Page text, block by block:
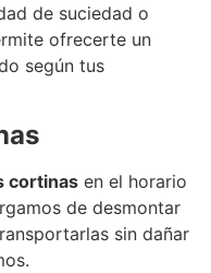
de suciedad o
ofrecerte un
según tus
cortinas en el horario
de desmontar
sin dañar